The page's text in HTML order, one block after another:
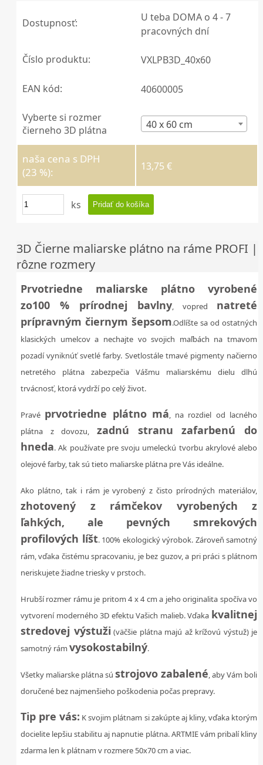
Dostupnosť:
U teba DOMA o 4 - 7
pracovných dní
Číslo produktu: VXLPB3D_40x60
EAN kód: 40600005
Vyberte si rozmer
čierneho 3D plátna
40 x 60 cm
naša cena s DPH
(23 %):
13,75 €
ks
3D Čierne maliarske plátno na ráme PROFI |
rôzne rozmery
Prvotriedne maliarske plátno vyrobené
zo100 % prírodnej bavlny, vopred natreté
prípravným čiernym šepsom.Odlíšte sa od ostatných
klasických umelcov a nechajte vo svojich maľbách na tmavom
pozadí vyniknúť svetlé farby. Svetlostále tmavé pigmenty načierno
netretého plátna zabezpečia Vášmu maliarskému dielu dlhú
trvácnosť, ktorá vydrží po celý život.
Pravé prvotriedne plátno má, na rozdiel od lacného
plátna z dovozu, zadnú stranu zafarbenú do
hneda. Ak používate pre svoju umeleckú tvorbu akrylové alebo
olejové farby, tak sú tieto maliarske plátna pre Vás ideálne.
Ako plátno, tak i rám je vyrobený z čisto prírodných materiálov,
zhotovený z rámčekov vyrobených z
ľahkých, ale pevných smrekových
profilových líšt. 100% ekologický výrobok. Zároveň samotný
rám, vďaka čistému spracovaniu, je bez guzov, a pri práci s plátnom
neriskujete žiadne triesky v prstoch.
Hrubší rozmer rámu je pritom 4 x 4 cm a jeho originalita spočíva vo
vytvorení moderného 3D efektu Vašich malieb. Vďaka kvalitnej
stredovej výstuži (väčšie plátna majú až krížovú výstuž) je
samotný rám vysokostabilný.
Všetky maliarske plátna sú strojovo zabalené, aby Vám boli
doručené bez najmenšieho poškodenia počas prepravy.
Tip pre vás: K svojim plátnam si zakúpte aj kliny, vďaka ktorým
docielite lepšiu stabilitu aj napnutie plátna. ARTMIE vám pribalí kliny
zdarma len k plátnam v rozmere 50x70 cm a viac.